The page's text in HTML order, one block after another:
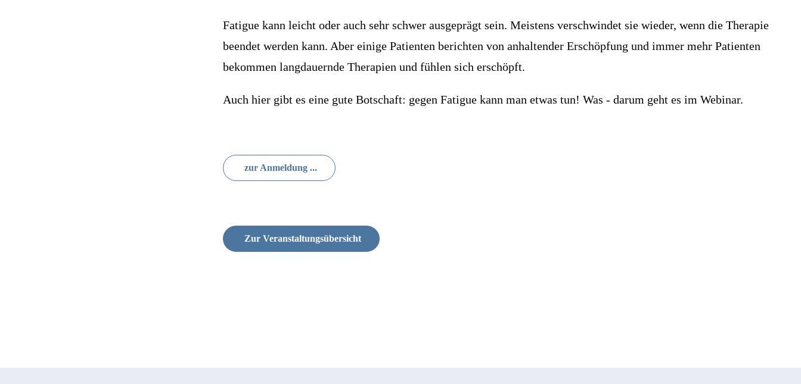
Fatigue kann leicht oder auch sehr schwer ausgeprägt sein. Meistens verschwindet sie wieder, wenn die Therapie
beendet werden kann. Aber einige Patienten berichten von anhaltender Erschöpfung und immer mehr Patienten
bekommen langdauernde Therapien und fühlen sich erschöpft.
Auch hier gibt es eine gute Botschaft: gegen Fatigue kann man etwas tun! Was - darum geht es im Webinar.
zur Anmeldung ...
Zur Veranstaltungsübersicht